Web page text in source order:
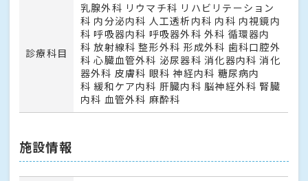
診療科目
乳腺外科 リウマチ科 リハビリテーション
科 内分泌内科 人工透析内科 内科 内視鏡内
科 呼吸器内科 呼吸器外科 外科 循環器内
科 放射線科 整形外科 形成外科 歯科口腔外
科 心臓血管外科 泌尿器科 消化器内科 消化
器外科 皮膚科 眼科 神経内科 糖尿病内
科 緩和ケア内科 肝臓内科 脳神経外科 腎臓
内科 血管外科 麻酔科
施設情報